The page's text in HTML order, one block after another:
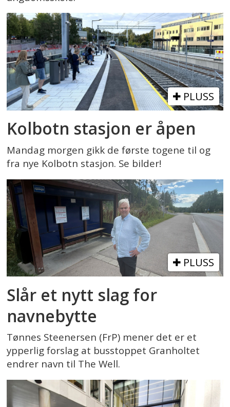
PLUSS
Kolbotn stasjon er åpen
Mandag morgen gikk de første togene til og
fra nye Kolbotn stasjon. Se bilder!
PLUSS
Slår et nytt slag for
navnebytte
Tønnes Steenersen (FrP) mener det er et
ypperlig forslag at busstoppet Granholtet
endrer navn til The Well.